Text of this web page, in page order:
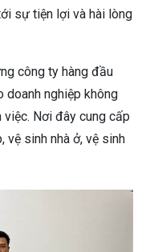
sự tiện lợi và hài lòng
công ty hàng đầu
doanh nghiệp không
việc. Nơi đây cung cấp
vệ sinh nhà ở, vệ sinh